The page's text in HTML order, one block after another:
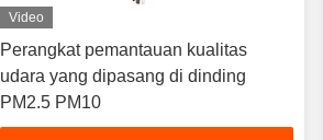
Video
Perangkat pemantauan kualitas
udara yang dipasang di dinding
PM2.5 PM10